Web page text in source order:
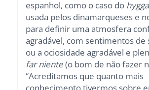
espanhol, como o caso do hygga
usada pelos dinamarqueses e
para definir uma atmosfera
agradável, com sentimentos de
ou a ociosidade agradável e
far niente(o bom de não fazer
“Acreditamos que quanto mais
conhecimento tivermos sobre